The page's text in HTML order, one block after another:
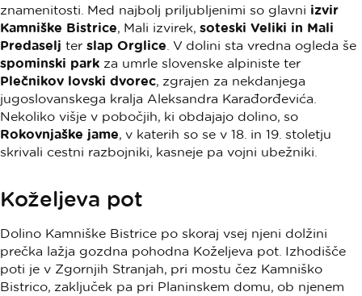
znamenitosti. Med najbolj priljubljenimi so glavni izvir
Kamniške Bistrice, Mali izvirek, soteski Veliki in Mali
Predaselj ter slap Orglice . V dolini sta vredna ogleda še
spominski park za umrle slovenske alpiniste ter
Plečnikov lovski dvorec, zgrajen za nekdanjega
jugoslovanskega kralja Aleksandra Karađorđevića.
Nekoliko višje v pobočjih, ki obdajajo dolino, so
Rokovnjaške jame, v katerih so se v 18. in 19. stoletju
skrivali cestni razbojniki, kasneje pa vojni ubežniki.
Koželjeva pot
Dolino Kamniške Bistrice po skoraj vsej njeni dolžini
prečka lažja gozdna pohodna Koželjeva pot. Izhodišče
poti je v Zgornjih Stranjah, pri mostu čez Kamniško
Bistrico, zaključek pa pri Planinskem domu, ob njenem